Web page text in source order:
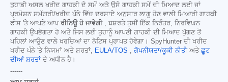
ਤੁਹਾਡੀ ਅਸਲ ਖਰੀਦ ਗਾਹਕੀ ਦੇ ਸਮੇਂ ਅਤੇ ਉਸੇ ਗਾਹਕੀ ਸਮੇਂ ਦੀ ਮਿਆਦ ਲਈ ਜਾਂ
ਪ੍ਰਮੋਸ਼ਨ ਸਮੱਗਰੀ/ਖਰੀਦ ਪੰਨੇ ਵਿੱਚ ਦਰਸਾਏ ਅਨੁਸਾਰ ਲਾਗੂ ਹੋਣ ਵਾਲੀ ਮਿਆਰੀ ਗਾਹਕੀ
ਫੀਸ 'ਤੇ ਆਪਣੇ ਆਪ ਰੀਨਿਊ ਹੋ ਜਾਵੇਗੀ, ਬਸ਼ਰਤੇ ਤੁਸੀਂ ਇੱਕ ਨਿਰੰਤਰ, ਨਿਰਵਿਘਨ
ਗਾਹਕੀ ਉਪਭੋਗਤਾ ਹੋ ਅਤੇ ਜਿਸ ਲਈ ਤੁਹਾਨੂੰ ਆਪਣੀ ਗਾਹਕੀ ਦੀ ਮਿਆਦ ਪੁੱਗਣ ਤੋਂ
ਪਹਿਲਾਂ ਆਉਣ ਵਾਲੇ ਖਰਚਿਆਂ ਦਾ ਨੋਟਿਸ ਪ੍ਰਾਪਤ ਹੋਵੇਗਾ। SpyHunter ਦੀ ਖਰੀਦ
ਖਰੀਦ ਪੰਨੇ 'ਤੇ ਨਿਯਮਾਂ ਅਤੇ ਸ਼ਰਤਾਂ,
EULA/TOS ਗੋਪਨੀਯਤਾ/ਕੂਕੀ ਨੀਤੀ ਅਤੇ ਛੂਟ
ਦੀਆਂ ਸ਼ਰਤਾਂ ਦੇ ਅਧੀਨ ਹੈ।
------